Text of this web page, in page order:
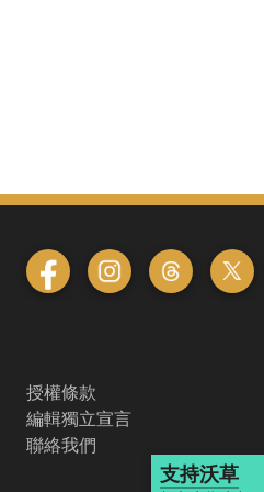
授權條款
編輯獨立宣言
聯絡我們
支持沃草